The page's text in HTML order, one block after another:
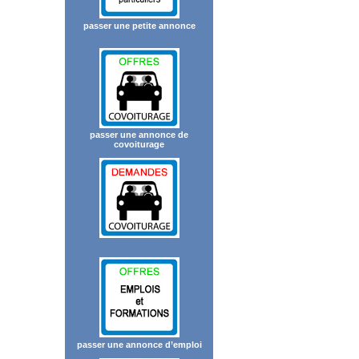
passer une petite annonce
passer une annonce de
covoiturage
passer une annonce d’emploi